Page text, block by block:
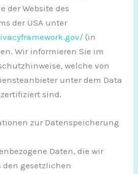
der Website des
der USA unter
(in
Wir informieren Sie im
welche von
unter dem Data
sind.
zur Datenspeicherung
Daten, die wir
gesetzlichen